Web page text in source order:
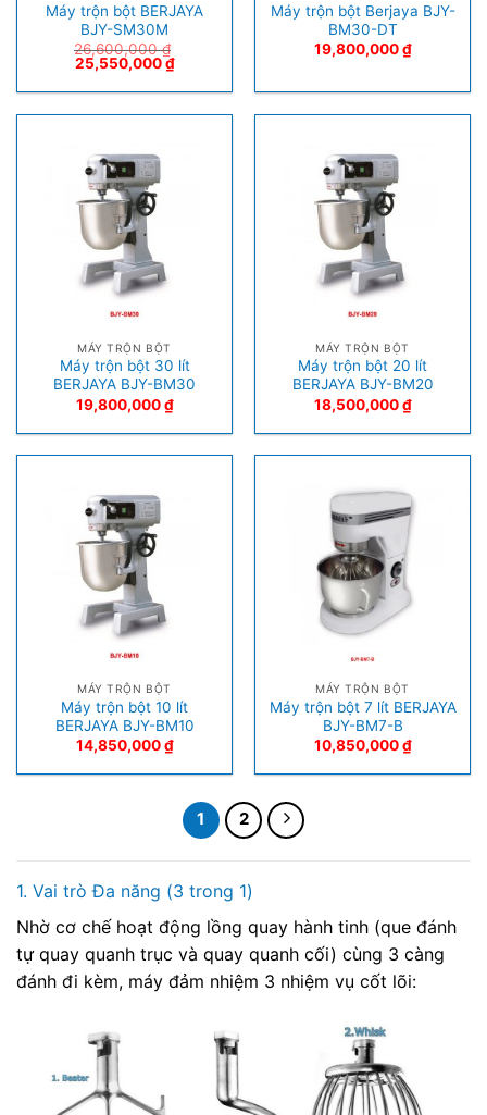
Máy trộn bột BERJAYA
BJY-SM30M
26,600,000₫
25,550,000₫
Máy trộn bột Berjaya BJY-
BM30-DT
19,800,000₫
MÁY TRỘN BỘT
Máy trộn bột 30 lít
BERJAYA BJY-BM30
19,800,000₫
MÁY TRỘN BỘT
Máy trộn bột 20 lít
BERJAYA BJY-BM20
18,500,000₫
MÁY TRỘN BỘT
Máy trộn bột 10 lít
BERJAYA BJY-BM10
14,850,000₫
MÁY TRỘN BỘT
Máy trộn bột 7 lít BERJAYA
BJY-BM7-B
10,850,000₫
1 2
1. Vai trò Đa năng (3 trong 1)
Nhờ cơ chế hoạt động lồng quay hành tinh (que đánh
tự quay quanh trục và quay quanh cối) cùng 3 càng
đánh đi kèm, máy đảm nhiệm 3 nhiệm vụ cốt lõi: